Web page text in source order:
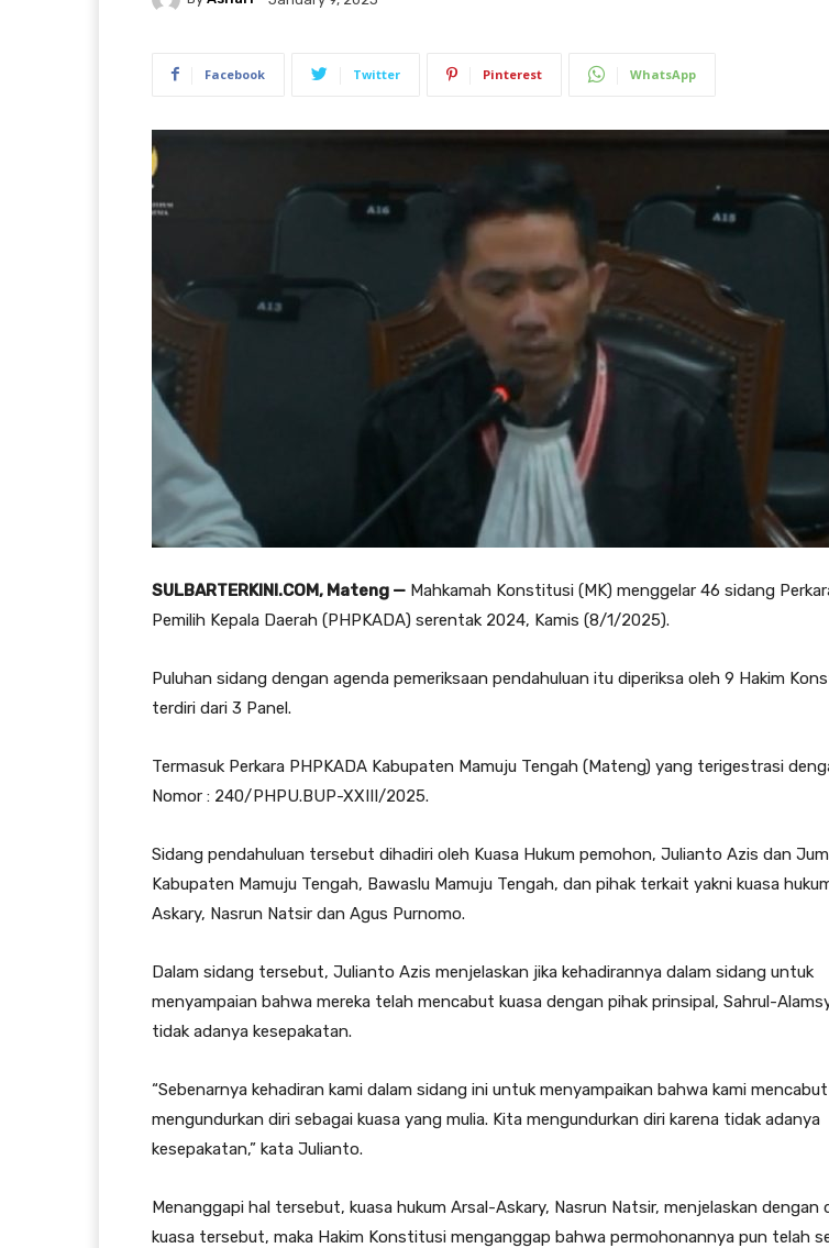
Facebook Twitter Pinterest WhatsApp
SULBARTERKINI.COM, Mateng — Mahkamah Konstitusi (MK) menggelar 46 sidang
Pemilih Kepala Daerah (PHPKADA) serentak 2024, Kamis (8/1/2025).
Puluhan sidang dengan agenda pemeriksaan pendahuluan itu diperiksa oleh 9 Hakim
terdiri dari 3 Panel.
Termasuk Perkara PHPKADA Kabupaten Mamuju Tengah (Mateng) yang terigestrasi
Nomor : 240/PHPU.BUP-XXIII/2025.
Sidang pendahuluan tersebut dihadiri oleh Kuasa Hukum pemohon, Julianto Azis dan
Kabupaten Mamuju Tengah, Bawaslu Mamuju Tengah, dan pihak terkait yakni kuasa
Askary, Nasrun Natsir dan Agus Purnomo.
Dalam sidang tersebut, Julianto Azis menjelaskan jika kehadirannya dalam sidang untuk
menyampaian bahwa mereka telah mencabut kuasa dengan pihak prinsipal, Sahrul-
tidak adanya kesepakatan.
“Sebenarnya kehadiran kami dalam sidang ini untuk menyampaikan bahwa kami
mengundurkan diri sebagai kuasa yang mulia. Kita mengundurkan diri karena tidak adanya
kesepakatan,” kata Julianto.
Menanggapi hal tersebut, kuasa hukum Arsal-Askary, Nasrun Natsir, menjelaskan dengan
kuasa tersebut, maka Hakim Konstitusi menganggap bahwa permohonannya pun telah